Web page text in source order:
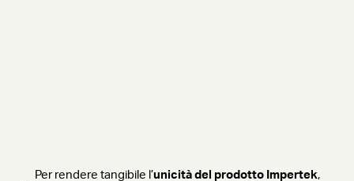
Per rendere tangibile l’unicità del prodotto Impertek,